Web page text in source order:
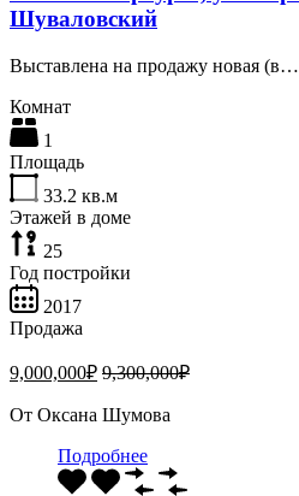
Шуваловский
Выставлена на продажу новая (в…
Комнат
1
Площадь
33.2 кв.м
Этажей в доме
25
Год постройки
2017
Продажа
9,000,000₽ 9,300,000₽
От Оксана Шумова
Подробнее